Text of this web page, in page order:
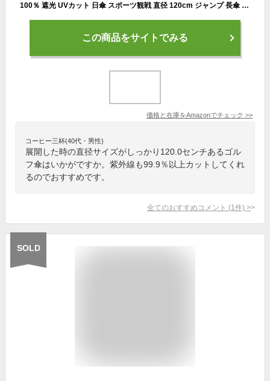
100％ 遮光 UVカット 日傘 スポーツ観戦 直径 120cm ジャンプ 長傘 持ち手ストレートタイプ (ピンク)
この商品をサイトでみる
価格と在庫をAmazonでチェック >>
コーヒー三杯(40代・男性)
展開した時の直径サイズがしっかり120.0センチあるゴル
フ傘はいかがですか。紫外線も99.9％以上カットしてくれ
るのでおすすめです。
全てのおすすめコメント (1 件) >
SOLD